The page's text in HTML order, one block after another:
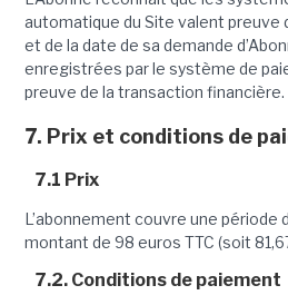
automatique du Site valent preuve
et de la date de sa demande
enregistrées par le système de
preuve de la transaction financière.
7. Prix et conditions de
7.1 Prix
L’abonnement couvre une période
montant de 98 euros TTC (soit
7.2. Conditions de paiement